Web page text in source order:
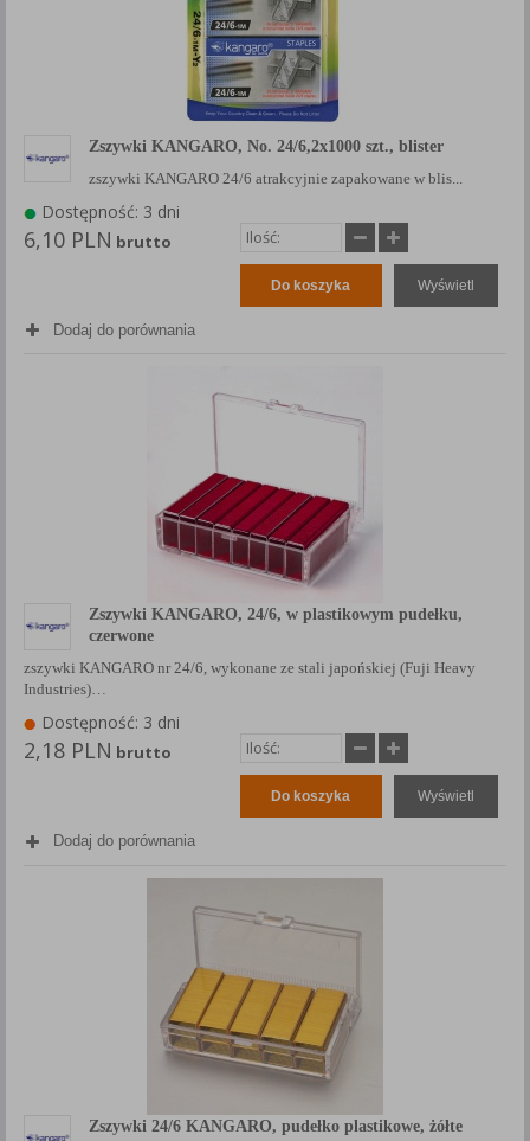
Zszywki KANGARO, No. 24/6,2x1000 szt., blister
zszywki KANGARO 24/6 atrakcyjnie zapakowane w blis...
Dostępność: 3 dni
6,10 PLN brutto
Do koszyka Wyświetl
Dodaj do porównania
Zszywki KANGARO, 24/6, w plastikowym pudełku,
czerwone
zszywki KANGARO nr 24/6, wykonane ze stali japońskiej (Fuji Heavy
Industries)…
Dostępność: 3 dni
2,18 PLN brutto
Do koszyka Wyświetl
Dodaj do porównania
Zszywki 24/6 KANGARO, pudełko plastikowe, żółte